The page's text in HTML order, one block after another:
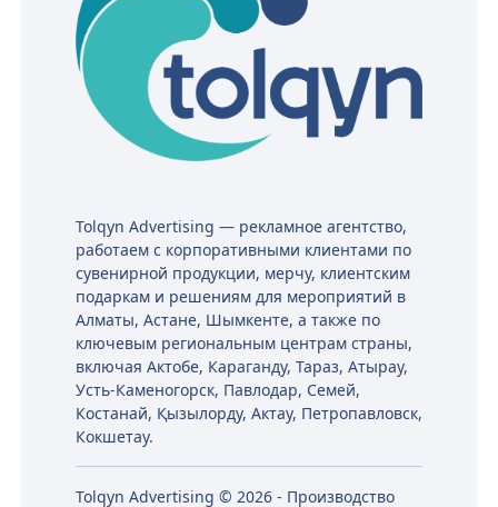
Tolqyn Advertising — рекламное агентство,
работаем с корпоративными клиентами по
сувенирной продукции, мерчу, клиентским
подаркам и решениям для мероприятий в
Алматы, Астане, Шымкенте, а также по
ключевым региональным центрам страны,
включая Актобе, Караганду, Тараз, Атырау,
Усть-Каменогорск, Павлодар, Семей,
Костанай, Қызылорду, Актау, Петропавловск,
Кокшетау.
Tolqyn Advertising © 2026 - Производство